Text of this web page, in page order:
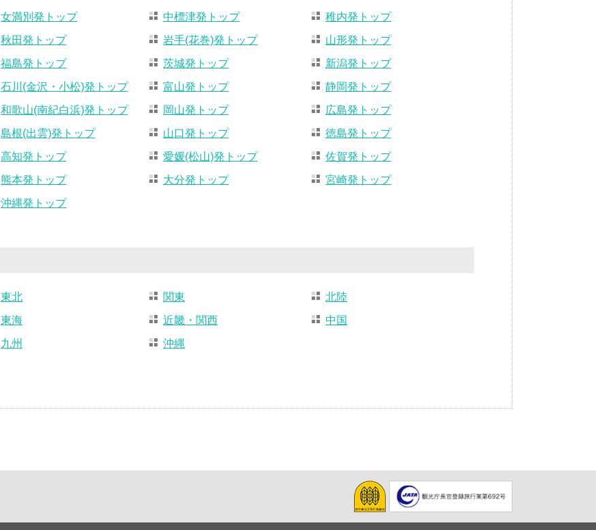
女満別発トップ 中標津発トップ
稚内発トップ
秋田発トップ 岩手(花巻)発トップ
山形発トップ
福島発トップ 茨城発トップ
新潟発トップ
石川(金沢・小松)発トップ 富山発トップ
静岡発トップ
和歌山(南紀白浜)発トップ 岡山発トップ
広島発トップ
島根(出雲)発トップ 山口発トップ
徳島発トップ
高知発トップ 愛媛(松山)発トップ
佐賀発トップ
熊本発トップ 大分発トップ
宮崎発トップ
沖縄発トップ
東北 関東
北陸
東海 近畿・関西
中国
九州 沖縄